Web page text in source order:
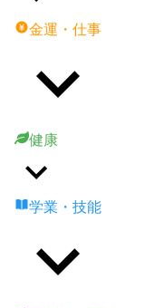
金運・仕事
健康
学業・技能